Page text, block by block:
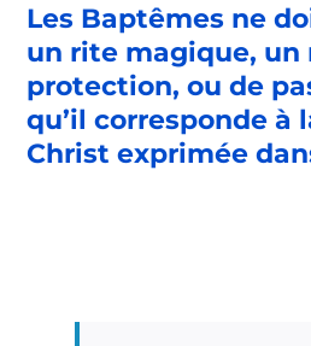
Les Baptêmes ne
un rite magique, un
protection, ou de
qu’il corresponde à
Christ exprimée